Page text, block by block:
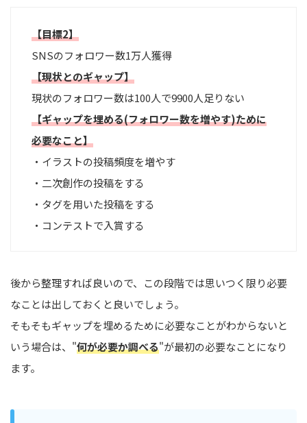
【目標2】
SNSのフォロワー数1万人獲得
【現状とのギャップ】
現状のフォロワー数は100人で9900人足りない
【ギャップを埋める(フォロワー数を増やす)ために
必要なこと】
・イラストの投稿頻度を増やす
・二次創作の投稿をする
・タグを用いた投稿をする
・コンテストで入賞する
後から整理すれば良いので、この段階では思いつく限り必要
なことは出しておくと良いでしょう。
そもそもギャップを埋めるために必要なことがわからないと
いう場合は、"何が必要か調べる"が最初の必要なことになり
ます。